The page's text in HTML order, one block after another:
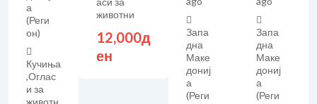
а
(Реги
он)
Кучиња
,Оглас
и за
животн
животни
12,000д
ен
Запа
дна
Маке
дониј
а
(Реги
Запа
дна
Маке
дониј
а
(Реги